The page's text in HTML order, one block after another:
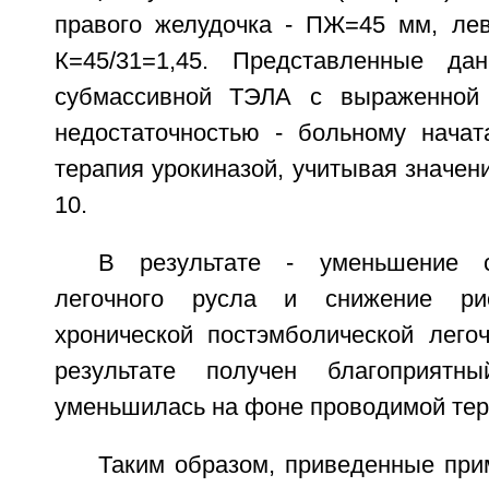
правого желудочка - ПЖ=45 мм,
К=45/31=1,45. Представленные
субмассивной ТЭЛА с выраженной
недостаточностью - больному
терапия урокиназой, учитывая
10.
В результате - уменьшение
легочного русла и снижение
хронической постэмболической
результате получен
уменьшилась на фоне проводимой
Таким образом, приведенные